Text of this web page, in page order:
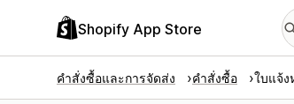
Shopify App Store
คำสั่งซื้อและการจัดส่ง คำสั่งซื้อ ใบแจ้ง